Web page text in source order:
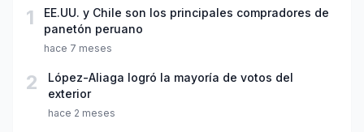
1
EE.UU. y Chile son los principales compradores de
panetón peruano
hace 7 meses
2
López-Aliaga logró la mayoría de votos del
exterior
hace 2 meses